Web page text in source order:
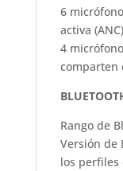
6
activa (ANC)
4
comparten
Rango de
Versión de
los perfiles